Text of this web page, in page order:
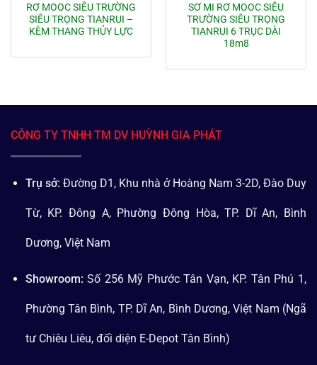
RƠ MOOC SIÊU TRƯỜNG
SIÊU TRỌNG TIANRUI –
KÈM THANG THỦY LỰC
SƠ MI RƠ MOOC SIÊU
TRƯỜNG SIÊU TRỌNG
TIANRUI 6 TRỤC DÀI
18m8
CÔNG TY TNHH TM DV HUỲNH GIA PHÁT
Trụ sở: Đường D1, Khu nhà ở Hoàng Nam 3-2D, Đào Duy
Từ, KP. Đông A, Phường Đông Hòa, TP. Dĩ An, Bình
Dương, Việt Nam
Showroom: Số 256 Mỹ Phước Tân Vạn, KP. Tân Phú 1,
Phường Tân Bình, TP. Dĩ An, Bình Dương, Việt Nam (Ngã
tư Chiêu Liêu, đối diện E-Depot Tân Bình)